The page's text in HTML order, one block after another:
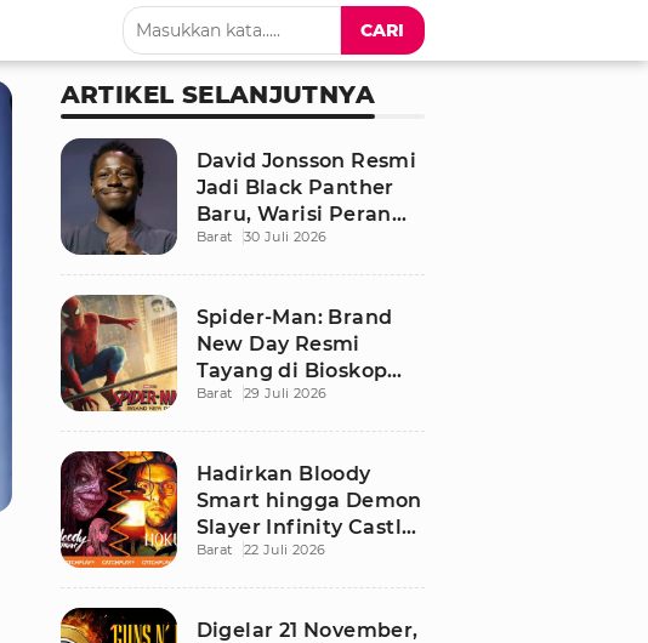
CARI
ARTIKEL SELANJUTNYA
David Jonsson Resmi
Jadi Black Panther
Baru, Warisi Peran
T'Challa di Black
Barat 30 Juli 2026
Spider-Man: Brand
New Day Resmi
Tayang di Bioskop
Indonesia, Ini
Barat 29 Juli 2026
Hadirkan Bloody
Smart hingga Demon
Slayer Infinity Castle,
Ini Daftar Tontonan
Barat 22 Juli 2026
Digelar 21 November,